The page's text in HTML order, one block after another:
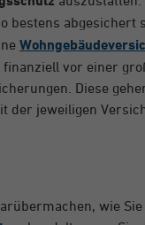
bestens
vor einer
Diese
der jeweiligen
wie